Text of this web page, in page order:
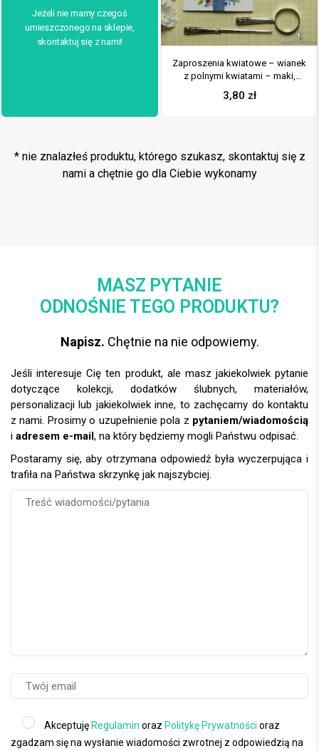
Jeżeli nie mamy czegoś
umieszczonego na sklepie,
skontaktuj się z nami!
Zaproszenia kwiatowe – wianek
z polnymi kwiatami – maki,
chabry. ZAP-54-04
3,80 zł
* nie znalazłeś produktu, którego szukasz, skontaktuj się z
nami a chętnie go dla Ciebie wykonamy
MASZ PYTANIE
ODNOŚNIE TEGO PRODUKTU?
Napisz. Chętnie na nie odpowiemy.
Jeśli interesuje Cię ten produkt, ale masz jakiekolwiek pytanie
dotyczące kolekcji, dodatków ślubnych, materiałów,
personalizacji lub jakiekolwiek inne, to zachęcamy do kontaktu
z nami. Prosimy o uzupełnienie pola z pytaniem/wiadomością
i adresem e-mail, na który będziemy mogli Państwu odpisać.
Postaramy się, aby otrzymana odpowiedź była wyczerpująca i
trafiła na Państwa skrzynkę jak najszybciej.
Akceptuję Regulamin oraz Politykę Prywatności oraz
zgadzam się na wysłanie wiadomości zwrotnej z odpowiedzią na